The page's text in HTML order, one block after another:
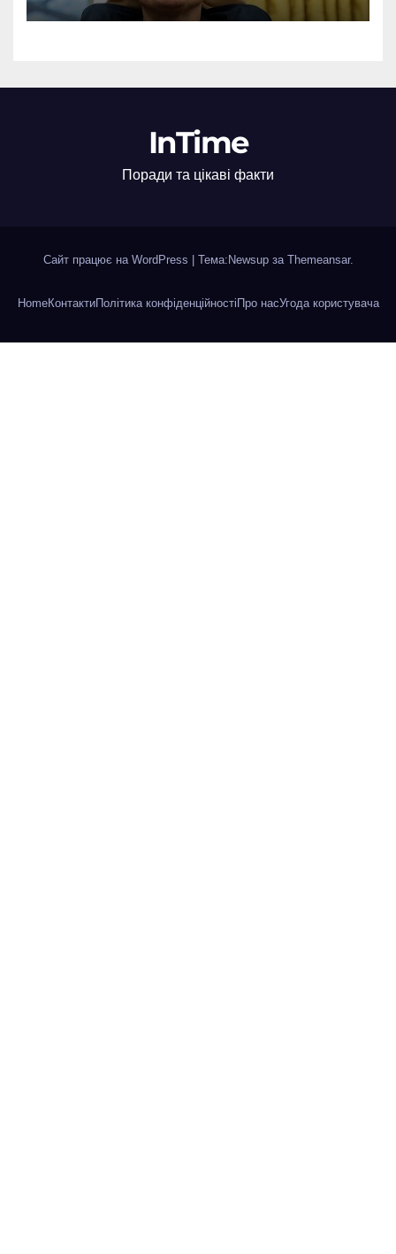
InTime
Поради та цікаві факти
Сайт працює на WordPress Тема:Newsup за Themeansar.
HomeКонтактиПолітика конфіденційностіПро насУгода користувача